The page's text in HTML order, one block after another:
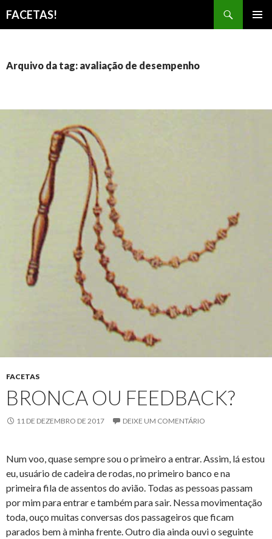
FACETAS!
CONTEÚDO
Arquivo da tag: avaliação de desempenho
FACETAS
BRONCA OU FEEDBACK?
11 DE DEZEMBRO DE 2017 DEIXE UM COMENTÁRIO
Num voo, quase sempre sou o primeiro a entrar. Assim, lá estou
eu, usuário de cadeira de rodas, no primeiro banco e na
primeira fila de assentos do avião. Todas as pessoas passam
por mim para entrar e também para sair. Nessa movimentação
toda, ouço muitas conversas dos passageiros que ficam
parados bem à minha frente. Outro dia ainda ouvi o seguinte